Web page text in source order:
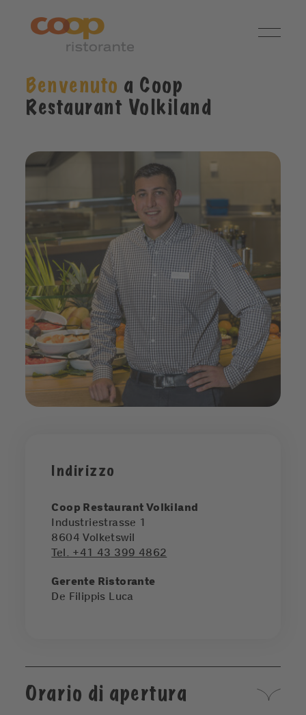
Benvenuto a Coop
Restaurant Volkiland
Indirizzo
Coop Restaurant Volkiland
Industriestrasse 1
8604 Volketswil
Tel. +41 43 399 4862
Gerente Ristorante
De Filippis Luca
Orario di apertura